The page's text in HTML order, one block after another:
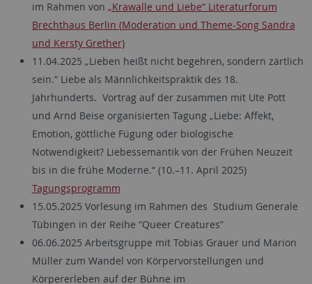
im Rahmen von „Krawalle und Liebe“ Literaturforum
Brechthaus Berlin (Moderation und Theme-Song Sandra
und Kersty Grether)
11.04.2025 „Lieben heißt nicht begehren, sondern zärtlich
sein.“ Liebe als Männlichkeitspraktik des 18.
Jahrhunderts. Vortrag auf der zusammen mit Ute Pott
und Arnd Beise organisierten Tagung „Liebe: Affekt,
Emotion, göttliche Fügung oder biologische
Notwendigkeit? Liebessemantik von der Frühen Neuzeit
bis in die frühe Moderne.“ (10.–11. April 2025)
Tagungsprogramm
15.05.2025 Vorlesung im Rahmen des Studium Generale
Tübingen in der Reihe “Queer Creatures”
06.06.2025 Arbeitsgruppe mit Tobias Grauer und Marion
Müller zum Wandel von Körpervorstellungen und
Körpererleben auf der Bühne im